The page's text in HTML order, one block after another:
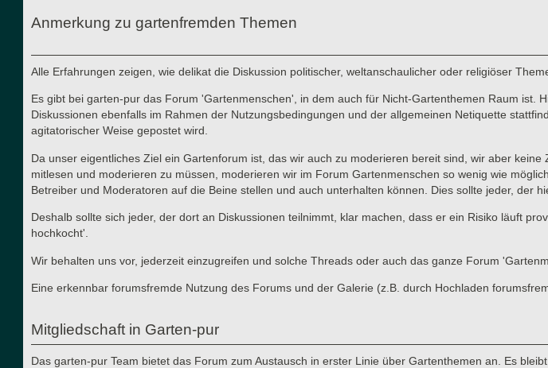
Anmerkung zu gartenfremden Themen
Alle Erfahrungen zeigen, wie delikat die Diskussion politischer, weltanschaulicher oder religiöser
Es gibt bei garten-pur das Forum 'Gartenmenschen', in dem auch für Nicht-Gartenthemen Raum ist.
Diskussionen ebenfalls im Rahmen der Nutzungsbedingungen und der allgemeinen Netiquette
agitatorischer Weise gepostet wird.
Da unser eigentliches Ziel ein Gartenforum ist, das wir auch zu moderieren bereit sind, wir aber
mitlesen und moderieren zu müssen, moderieren wir im Forum Gartenmenschen so wenig wie
Betreiber und Moderatoren auf die Beine stellen und auch unterhalten können. Dies sollte jeder, der
Deshalb sollte sich jeder, der dort an Diskussionen teilnimmt, klar machen, dass er ein Risiko läuft
hochkocht'.
Wir behalten uns vor, jederzeit einzugreifen und solche Threads oder auch das ganze Forum
Eine erkennbar forumsfremde Nutzung des Forums und der Galerie (z.B. durch Hochladen
Mitgliedschaft in Garten-pur
Das garten-pur Team bietet das Forum zum Austausch in erster Linie über Gartenthemen an. Es